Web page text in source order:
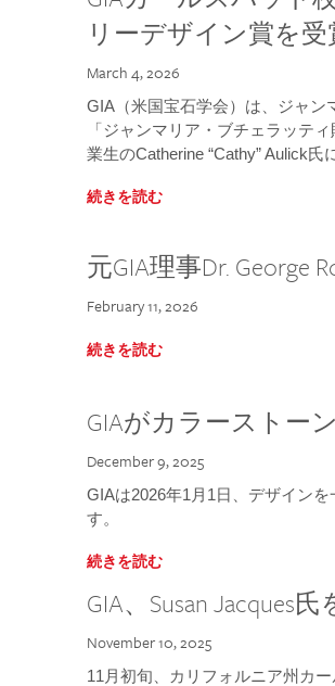
リーデザイン賞を受
March 4, 2026
GIA（米国宝石学会）は、ジャン
「ジャンマリア・ブチェラッテ
業生のCatherine “Cathy” Aulick氏
続きを読む
元GIA理事Dr. George
February 11, 2026
続きを読む
GIAがカラーストー
December 9, 2025
GIAは2026年1月1日、デザイン
す。
続きを読む
GIA、Susan Jacques
November 10, 2025
11月初旬、カリフォルニア州カ